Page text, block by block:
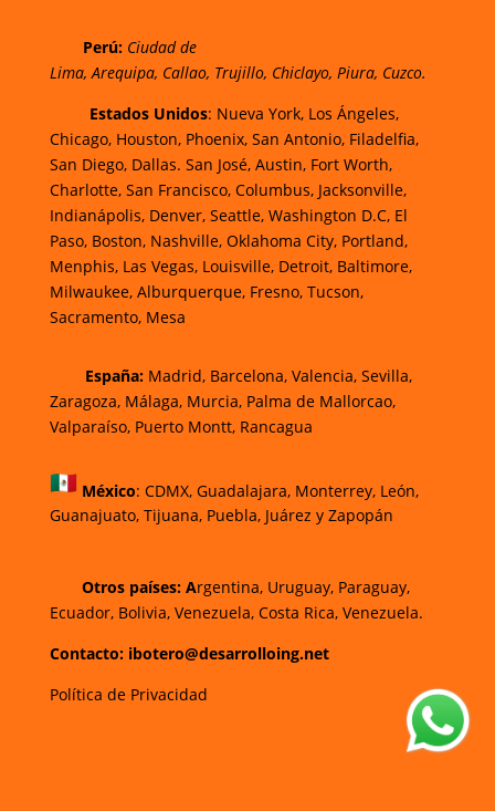
Perú: Ciudad de
Lima, Arequipa, Callao, Trujillo, Chiclayo, Piura, Cuzco.
Estados Unidos: Nueva York, Los Ángeles,
Chicago, Houston, Phoenix, San Antonio, Filadelfia,
San Diego, Dallas. San José, Austin, Fort Worth,
Charlotte, San Francisco, Columbus, Jacksonville,
Indianápolis, Denver, Seattle, Washington D.C, El
Paso, Boston, Nashville, Oklahoma City, Portland,
Menphis, Las Vegas, Louisville, Detroit, Baltimore,
Milwaukee, Alburquerque, Fresno, Tucson,
Sacramento, Mesa
España: Madrid, Barcelona, Valencia, Sevilla,
Zaragoza, Málaga, Murcia, Palma de Mallorcao,
Valparaíso, Puerto Montt, Rancagua
México: CDMX, Guadalajara, Monterrey, León,
Guanajuato, Tijuana, Puebla, Juárez y Zapopán
Otros países: Argentina, Uruguay, Paraguay,
Ecuador, Bolivia, Venezuela, Costa Rica, Venezuela.
Contacto: ibotero@desarrolloing.net
Política de Privacidad
w